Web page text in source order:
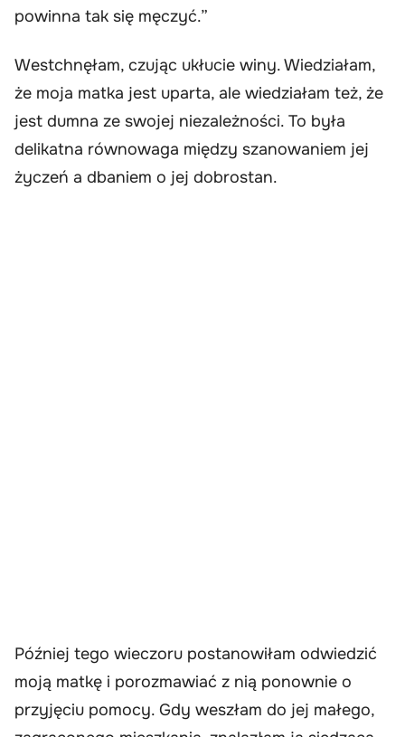
powinna tak się męczyć.”
Westchnęłam, czując ukłucie winy. Wiedziałam,
że moja matka jest uparta, ale wiedziałam też, że
jest dumna ze swojej niezależności. To była
delikatna równowaga między szanowaniem jej
życzeń a dbaniem o jej dobrostan.
Później tego wieczoru postanowiłam odwiedzić
moją matkę i porozmawiać z nią ponownie o
przyjęciu pomocy. Gdy weszłam do jej małego,